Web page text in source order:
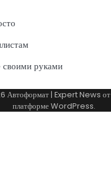
своими руками
Автоформат| Expert News от
платформеWordPress.